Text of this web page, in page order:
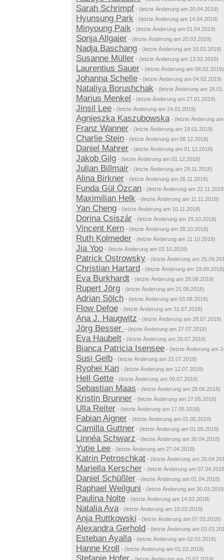
Sarah Schrimpf - (letzte Änderung am 20.04.2019)
Hyunsung Park - (letzte Änderung am 14.04.2019)
Minyoung Paik - (letzte Änderung am 01.04.2019)
Sonja Allgaier - (letzte Änderung am 20.03.2019)
Nadja Baschang - (letzte Änderung am 18.02.2019)
Susanne Müller - (letzte Änderung am 13.02.2019)
Laurentius Sauer - (letzte Änderung am 06.02.2019)
Johanna Schelle - (letzte Änderung am 04.02.2019)
Nataliya Borushchak - (letzte Änderung am
Marius Menkel - (letzte Änderung am 27.01.2019)
Jinsil Lee - (letzte Änderung am 24.01.2019)
Agnieszka Kaszubowska- (letzte Änderung
Franz Wanner - (letzte Änderung am 19.01.2019)
Charlie Stein - (letzte Änderung am 08.12.2018)
Daniel Mahrer - (letzte Änderung am 01.12.2018)
Jakob Gilg - (letzte Änderung am 01.12.2018)
Julian Billmair - (letzte Änderung am 29.11.2018)
Alina Birkner - (letzte Änderung am 26.11.2018)
Funda Gül Özcan - (letzte Änderung am
Maximilian Helk - (letzte Änderung am 11.11.2018)
Yan Cheng - (letzte Änderung am 10.11.2018)
Dorina Csiszár - (letzte Änderung am 29.10.2018)
Vincent Kern - (letzte Änderung am 28.10.2018)
Ruth Kolmeder - (letzte Änderung am 11.10.2018)
Jia Yoo - (letzte Änderung am 03.10.2018)
Patrick Ostrowsky - (letzte Änderung am
Christian Hartard - (letzte Änderung am 19.09.2018)
Eva Burkhardt - (letzte Änderung am 28.08.2018)
Rupert Jörg - (letzte Änderung am 21.08.2018)
Adrian Sölch - (letzte Änderung am 03.08.2018)
Flow Defoe - (letzte Änderung am 31.07.2018)
Ana J. Haugwitz - (letzte Änderung am 28.07.2018)
Jörg Besser - (letzte Änderung am 27.07.2018)
Eva Haubelt - (letzte Änderung am 26.07.2018)
Bianca Patricia Isensee - (letzte Änderung am
Susi Gelb - (letzte Änderung am 22.07.2018)
Ryohei Kan - (letzte Änderung am 12.07.2018)
Hell Gette - (letzte Änderung am 09.07.2018)
Sebastian Maas - (letzte Änderung am 28.06.2018)
Kristin Brunner - (letzte Änderung am 27.05.2018)
Ulla Reiter - (letzte Änderung am 17.05.2018)
Fabian Aigner - (letzte Änderung am 01.05.2018)
Camilla Guttner - (letzte Änderung am 01.05.2018)
Linnéa Schwarz - (letzte Änderung am 30.04.2018)
Yutie Lee - (letzte Änderung am 27.04.2018)
Katrin Petroschkat - (letzte Änderung am
Mariella Kerscher - (letzte Änderung am
Daniel Schüßler - (letzte Änderung am 01.04.2018)
Raphael Weilguni - (letzte Änderung am
Paulina Nolte - (letzte Änderung am 14.03.2018)
Natalia Ava- (letzte Änderung am 10.03.2018)
Anja Ruttkowski - (letzte Änderung am 07.03.2018)
Alexandra Gerhold - (letzte Änderung am
Esteban Ayalla- (letzte Änderung am 02.03.2018)
Hanne Kroll - (letzte Änderung am 01.03.2018)